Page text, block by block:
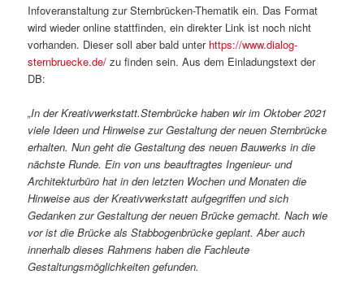
Infoveranstaltung zur Sternbrücken-Thematik ein. Das Format
wird wieder online stattfinden, ein direkter Link ist noch nicht
vorhanden. Dieser soll aber bald unter https://www.dialog-
sternbruecke.de/ zu finden sein. Aus dem Einladungstext der
DB:
„In der Kreativwerkstatt.Sternbrücke haben wir im Oktober 2021
viele Ideen und Hinweise zur Gestaltung der neuen Sternbrücke
erhalten. Nun geht die Gestaltung des neuen Bauwerks in die
nächste Runde. Ein von uns beauftragtes Ingenieur- und
Architekturbüro hat in den letzten Wochen und Monaten die
Hinweise aus der Kreativwerkstatt aufgegriffen und sich
Gedanken zur Gestaltung der neuen Brücke gemacht. Nach wie
vor ist die Brücke als Stabbogenbrücke geplant. Aber auch
innerhalb dieses Rahmens haben die Fachleute
Gestaltungsmöglichkeiten gefunden.